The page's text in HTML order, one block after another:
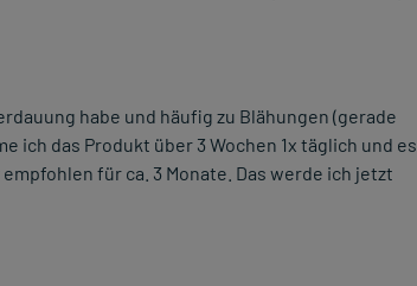
habe und häufig zu Blähungen (gerade
ich das Produkt über 3 Wochen 1x täglich und es
für ca. 3 Monate. Das werde ich jetzt